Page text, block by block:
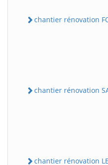
chantier rénovation
chantier rénovation
chantier rénovation LE